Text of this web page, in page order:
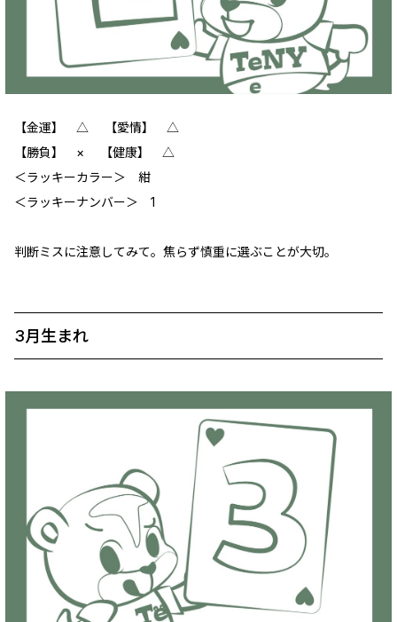
【金運】 △ 【愛情】 △
【勝負】 × 【健康】 △
＜ラッキーカラー＞ 紺
＜ラッキーナンバー＞ 1
判断ミスに注意してみて。焦らず慎重に選ぶことが大切。
3月生まれ